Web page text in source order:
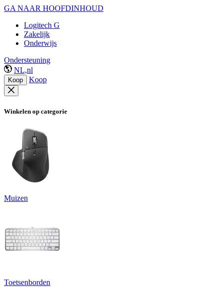
GA NAAR HOOFDINHOUD
Logitech G
Zakelijk
Onderwijs
Ondersteuning
NL,nl
Koop Koop
Winkelen op categorie
Muizen
Toetsenborden